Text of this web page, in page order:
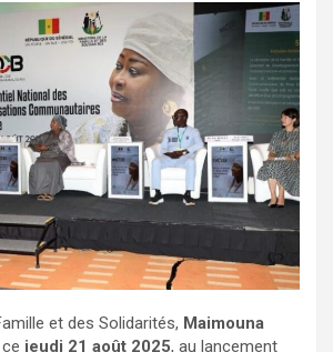
et des Solidarités, Maimouna
jeudi 21 août 2025, au lancement